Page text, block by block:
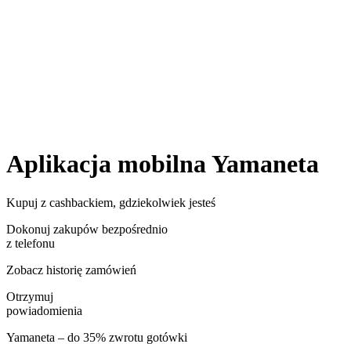
Aplikacja mobilnaYamaneta
Kupuj z cashbackiem, gdziekolwiek jesteś
Dokonuj zakupów bezpośrednio
z telefonu
Zobacz historię zamówień
Otrzymuj
powiadomienia
Yamaneta – do 35% zwrotu gotówki